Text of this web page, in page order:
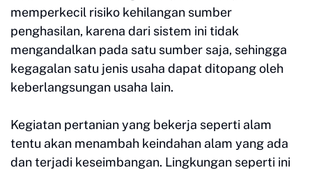
memperkecil risiko kehilangan sumber
penghasilan, karena dari sistem ini tidak
mengandalkan pada satu sumber saja, sehingga
kegagalan satu jenis usaha dapat ditopang oleh
keberlangsungan usaha lain.
Kegiatan pertanian yang bekerja seperti alam
tentu akan menambah keindahan alam yang ada
dan terjadi keseimbangan. Lingkungan seperti ini